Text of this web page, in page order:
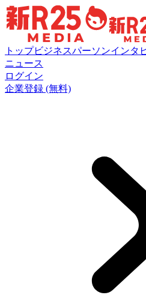
トップビジネスパーソンインタ
ニュース
ログイン
企業登録 (無料)